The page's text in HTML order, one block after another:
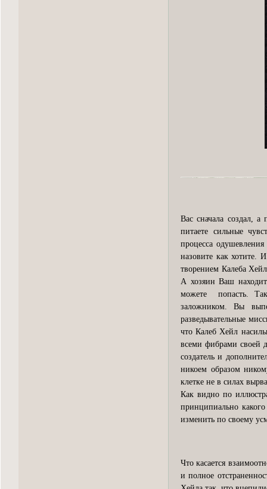
Вас сначала создал,
питаете сильные
процесса
назовите как хотите.
творением Калеба
А хозяин Ваш
можете попасть.
заложником. Вы
разведывательные
что Калеб Хейл
всеми фибрами своей
создатель и
никоем образом
клетке не в силах
Как видно по
принципиально
изменить по своему
Что касается
и полное